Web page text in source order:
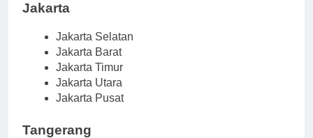
Jakarta
Jakarta Selatan
Jakarta Barat
Jakarta Timur
Jakarta Utara
Jakarta Pusat
Tangerang